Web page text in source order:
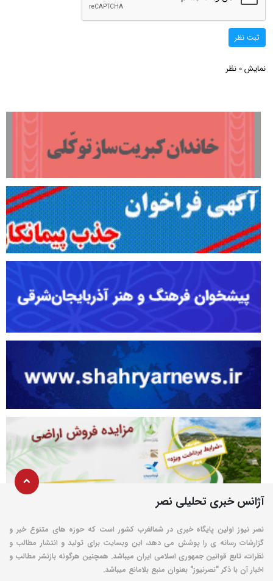
ثبت نظر
نمایش 0 نظر
آژانس خبری تحلیلی نصر
نصر نیوز اولین پایگاه خبری در شمالغرب کشور است که حوزه های متنوع خبر و
گزارشات رسانه ی را پوشش می دهد، این وبسایت برای تولید و انتشار مطالب و
نظرات، تابع قوانین جمهوری اسلامی ایران میباشد. همچنین هرگونه بازنشر مطالب و
اخبار آن با ذکر "نصرنیوز" بعنوان منبع بلامانع میباشد.